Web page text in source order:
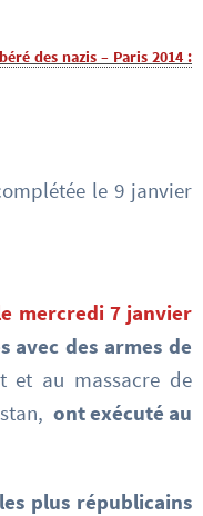
des nazis – Paris2014 :
le 9 janvier
mercredi 7 janvier
avec des armes de
et au massacre de
ont exécuté au
plus républicains